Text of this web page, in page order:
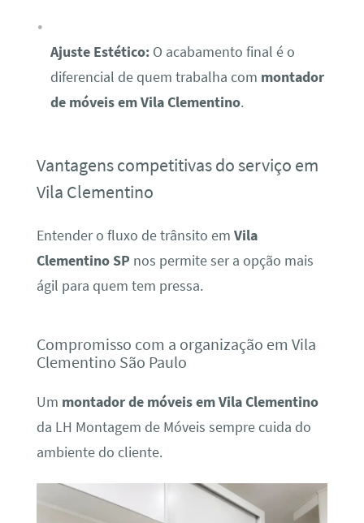
Ajuste Estético:O acabamento final é o
diferencial de quem trabalha com montador
de móveis em Vila Clementino.
Vantagens competitivas do serviço em
Vila Clementino
Entender o fluxo de trânsito em Vila
Clementino SP nos permite ser a opção mais
ágil para quem tem pressa.
Compromisso com a organização em Vila
Clementino São Paulo
Um montador de móveis em Vila Clementino
da LH Montagem de Móveis sempre cuida do
ambiente do cliente.